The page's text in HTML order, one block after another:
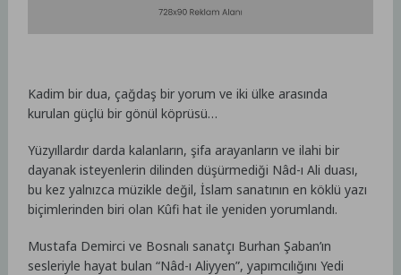
Kadim bir dua, çağdaş bir yorum ve iki ülke arasında
kurulan güçlü bir gönül köprüsü…
Yüzyıllardır darda kalanların, şifa arayanların ve ilahi bir
dayanak isteyenlerin dilinden düşürmediği Nâd-ı Ali duası,
bu kez yalnızca müzikle değil, İslam sanatının en köklü yazı
biçimlerinden biri olan Kûfi hat ile yeniden yorumlandı.
Mustafa Demirci ve Bosnalı sanatçı Burhan Şaban’ın
sesleriyle hayat bulan “Nâd-ı Aliyyen”, yapımcılığını Yedi